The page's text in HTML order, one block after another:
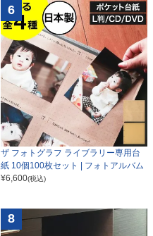
6
ザ フォトグラフ ライブラリー専用台
紙 10個100枚セット | フォトアルバム
¥6,600(税込)
8